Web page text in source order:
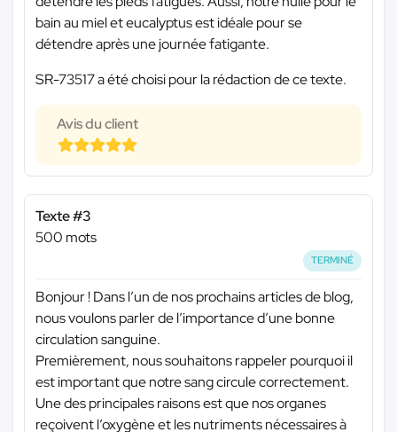
bain au miel et eucalyptus est idéale pour se
détendre après une journée fatigante.
SR-73517 a été choisi pour la rédaction de ce texte.
Avis du client
Texte #3
500 mots
TERMINÉ
Bonjour ! Dans l’un de nos prochains articles de blog,
nous voulons parler de l’importance d’une bonne
circulation sanguine.
Premièrement, nous souhaitons rappeler pourquoi il
est important que notre sang circule correctement.
Une des principales raisons est que nos organes
reçoivent l’oxygène et les nutriments nécessaires à